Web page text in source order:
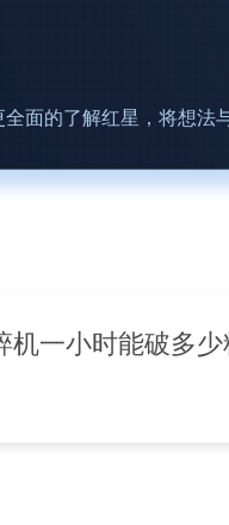
面的了解红星，将想法
机一小时能破多